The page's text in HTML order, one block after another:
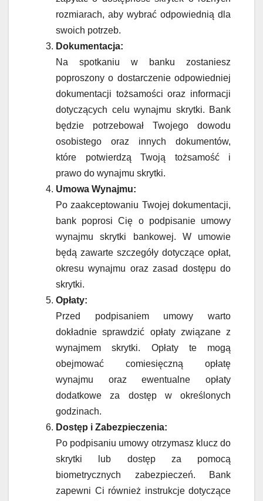
rozmiarach, aby wybrać odpowiednią dla
swoich potrzeb.
Dokumentacja:
Na spotkaniu w banku zostaniesz
poproszony o dostarczenie odpowiedniej
dokumentacji tożsamości oraz informacji
dotyczących celu wynajmu skrytki. Bank
będzie potrzebował Twojego dowodu
osobistego oraz innych dokumentów,
które potwierdzą Twoją tożsamość i
prawo do wynajmu skrytki.
Umowa Wynajmu:
Po zaakceptowaniu Twojej dokumentacji,
bank poprosi Cię o podpisanie umowy
wynajmu skrytki bankowej. W umowie
będą zawarte szczegóły dotyczące opłat,
okresu wynajmu oraz zasad dostępu do
skrytki.
Opłaty:
Przed podpisaniem umowy warto
dokładnie sprawdzić opłaty związane z
wynajmem skrytki. Opłaty te mogą
obejmować comiesięczną opłatę
wynajmu oraz ewentualne opłaty
dodatkowe za dostęp w określonych
godzinach.
Dostęp i Zabezpieczenia:
Po podpisaniu umowy otrzymasz klucz do
skrytki lub dostęp za pomocą
biometrycznych zabezpieczeń. Bank
zapewni Ci również instrukcje dotyczące